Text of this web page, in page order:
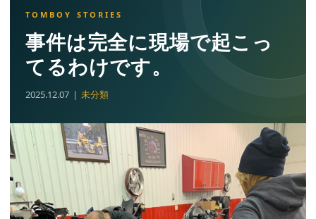
事件は完全に現場で起こっ
てるわけです。
2025.12.07 未分類